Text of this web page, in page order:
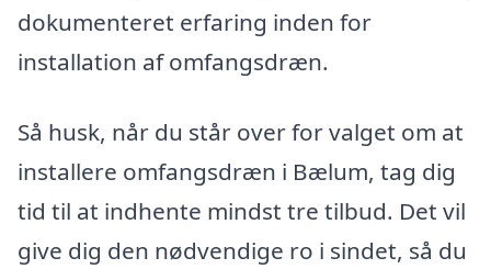
dokumenteret erfaring inden for
installation af omfangsdræn.
Så husk, når du står over for valget om at
installere omfangsdræn i Bælum, tag dig
tid til at indhente mindst tre tilbud. Det vil
give dig den nødvendige ro i sindet, så du